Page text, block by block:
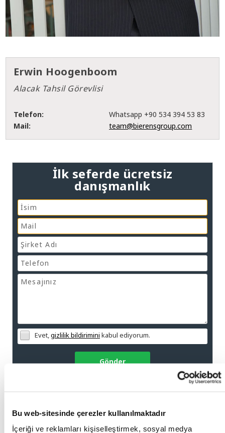
Bu web-sitesinde çerezler kullanılmaktadır
İçeriği ve reklamları kişiselleştirmek, sosyal medya
Erwin Hoogenboom
Alacak Tahsil Görevlisi
Telefon:
Whatsapp +90 534 394 53 83
Mail:
team@bierensgroup.com
İlk seferde ücretsiz
danışmanlık
Evet,gizlilik bildirimini kabul ediyorum.
Gönder